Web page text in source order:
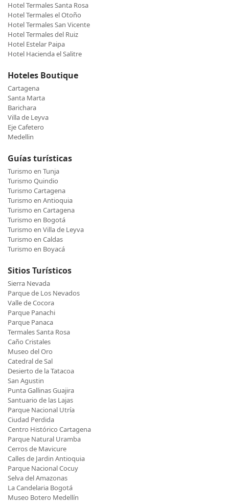
Hotel Termales Santa Rosa
Hotel Termales el Otoño
Hotel Termales San Vicente
Hotel Termales del Ruiz
Hotel Estelar Paipa
Hotel Hacienda el Salitre
Hoteles Boutique
Cartagena
Santa Marta
Barichara
Villa de Leyva
Eje Cafetero
Medellin
Guías turísticas
Turismo en Tunja
Turismo Quindio
Turismo Cartagena
Turismo en Antioquia
Turismo en Cartagena
Turismo en Bogotá
Turismo en Villa de Leyva
Turismo en Caldas
Turismo en Boyacá
Sitios Turísticos
Sierra Nevada
Parque de Los Nevados
Valle de Cocora
Parque Panachi
Parque Panaca
Termales Santa Rosa
Caño Cristales
Museo del Oro
Catedral de Sal
Desierto de la Tatacoa
San Agustin
Punta Gallinas Guajira
Santuario de las Lajas
Parque Nacional Utría
Ciudad Perdida
Centro Histórico Cartagena
Parque Natural Uramba
Cerros de Mavicure
Calles de Jardin Antioquia
Parque Nacional Cocuy
Selva del Amazonas
La Candelaria Bogotá
Museo Botero Medellín